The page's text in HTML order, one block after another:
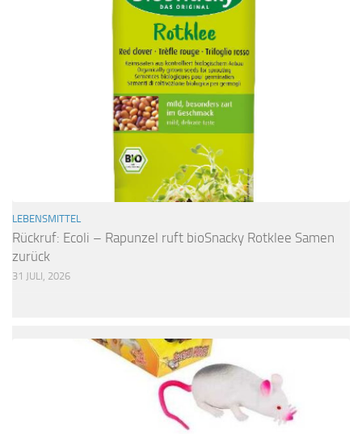
LEBENSMITTEL
Rückruf: Ecoli – Rapunzel ruft bioSnacky Rotklee Samen
zurück
31 JULI, 2026